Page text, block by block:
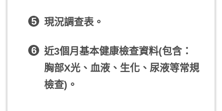
5 現況調查表。
6
近3個月基本健康檢查資料(包含：
胸部X光、血液、生化、尿液等常規
檢查)。